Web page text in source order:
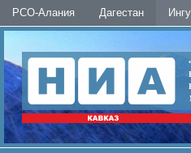
РСО-Алания Дагестан